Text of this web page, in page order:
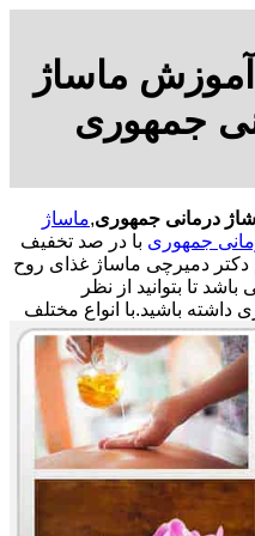
ماساژ
جمهوری
درمانی جمهوری,ماساژ
جمهوری با در صد تخفیف
09106210197-خانم دکتر دمیرچی ماساژ غذای روح
تا بتوانید از نظر
داشته باشید.با انواع مختلف